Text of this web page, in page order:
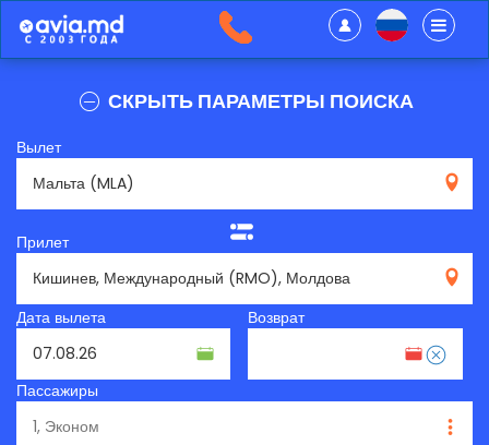
СКРЫТЬ ПАРАМЕТРЫ ПОИСКА
Вылет
Прилет
Дата вылета
Возврат
Пассажиры